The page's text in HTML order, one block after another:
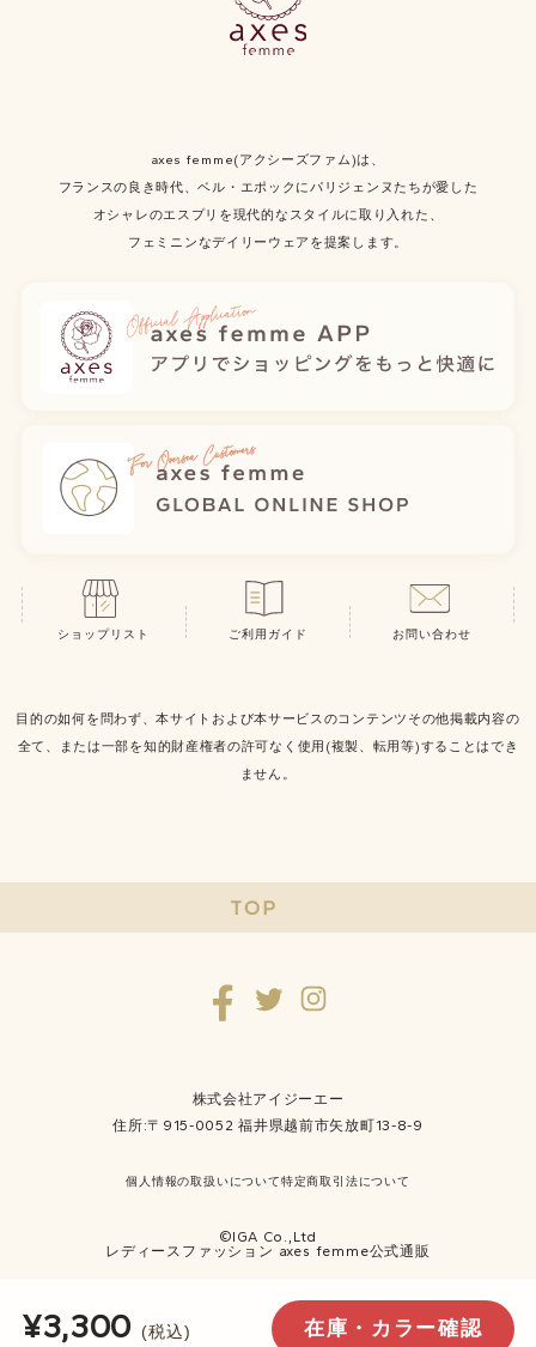
¥3,300 (税込) 在庫・カラー確認
axes femme(アクシーズファム)は、
フランスの良き時代、ベル・エポックにパリジェンヌたちが愛した
オシャレのエスプリを現代的なスタイルに取り入れた、
フェミニンなデイリーウェアを提案します。
ショップリスト ご利用ガイド お問い合わせ
目的の如何を問わず、本サイトおよび本サービスのコンテンツその他掲載内容の
全て、または一部を知的財産権者の許可なく使用(複製、転用等)することはでき
ません。
TOP
株式会社アイジーエー
住所:〒915-0052 福井県越前市矢放町13-8-9
個人情報の取扱いについて特定商取引法について
©IGA Co.,Ltd
レディースファッション axes femme公式通販